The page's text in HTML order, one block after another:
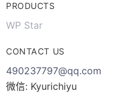
PRODUCTS
WP Star
CONTACT US
490237797@qq.com
微信: Kyurichiyu